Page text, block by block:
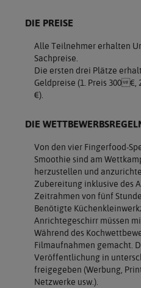
DIE PREISE
Alle Teilnehmer erhalten
Sachpreise.
Die ersten drei Plätze
Geldpreise (1. Preis 300€,
€).
DIE
Von den vier Fingerfood-
Smoothie sind am
herzustellen und
Zubereitung inklusive des
Zeitrahmen von fünf
Benötigte
Anrichtegeschirr müssen
Während des
Filmaufnahmen gemacht.
Veröffentlichung in
freigegeben (Werbung,
Netzwerke usw.).